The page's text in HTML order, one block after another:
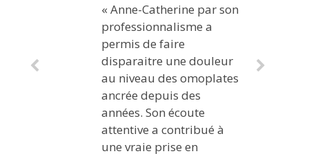
« Anne-Catherine par son
professionnalisme a
permis de faire
disparaitre une douleur
au niveau des omoplates
ancrée depuis des
années. Son écoute
attentive a contribué à
une vraie prise en